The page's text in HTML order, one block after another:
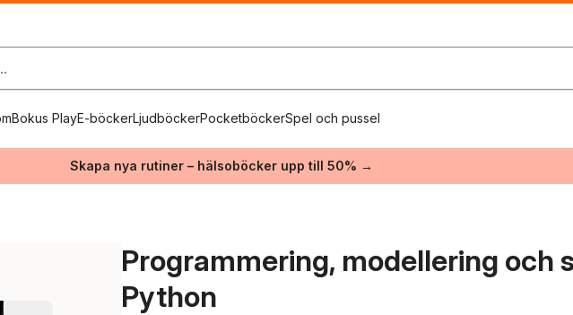
Bokus PlayE-böckerLjudböckerPocketböckerSpel och pussel
Skapa nya rutiner – hälsoböcker upp till 50% →
Programmering, modellering och
Python